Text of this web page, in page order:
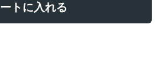
トに入れる